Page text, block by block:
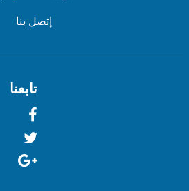
إتصل بنا
تابعنا